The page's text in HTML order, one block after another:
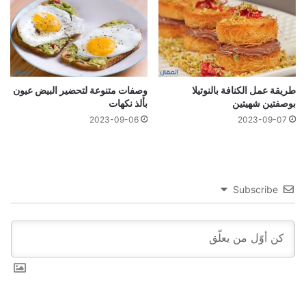
طريقة عمل الكنافة بالنوتيلا
بوصفتين شهيتين
2023-09-07
وصفات متنوعة لتحضير البیض عیون
بألذ نكهات
2023-09-06
Subscribe